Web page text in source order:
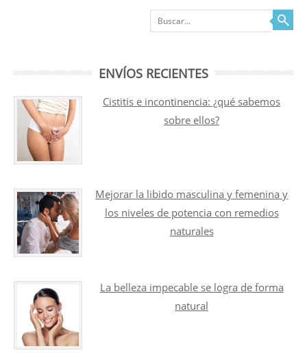
Buscar
ENVÍOS RECIENTES
Cistitis e incontinencia: ¿qué sabemos
sobre ellos?
Mejorar la libido masculina y femenina y
los niveles de potencia con remedios
naturales
La belleza impecable se logra de forma
natural